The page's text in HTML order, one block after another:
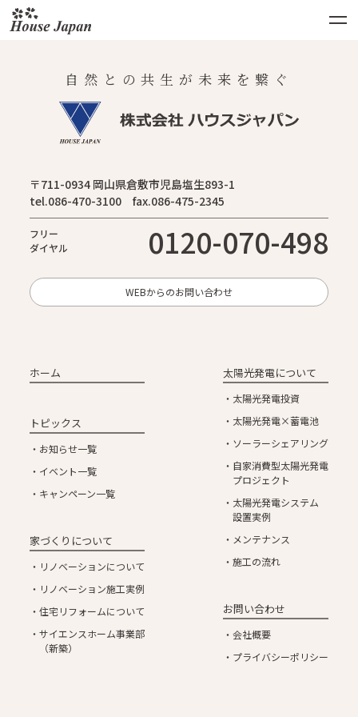
自然との共生が未来を繋ぐ
〒711-0934 岡山県倉敷市児島塩生893-1
tel.086-470-3100 fax.086-475-2345
フリー
ダイヤル
0120-070-498
WEBからのお問い合わせ
ホーム
トピックス
お知らせ一覧
イベント一覧
キャンペーン一覧
家づくりについて
リノベーションについて
リノベーション施工実例
住宅リフォームについて
サイエンスホーム事業部
（新築）
太陽光発電について
太陽光発電投資
太陽光発電×蓄電池
ソーラーシェアリング
自家消費型太陽光発電
プロジェクト
太陽光発電システム
設置実例
メンテナンス
施工の流れ
お問い合わせ
会社概要
プライバシーポリシー